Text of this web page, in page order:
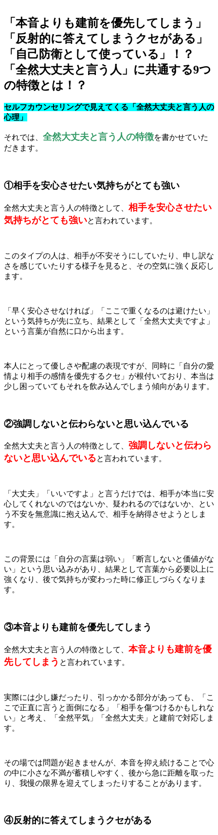
「本音よりも建前を優先してしまう」
「反射的に答えてしまうクセがある」
「自己防衛として使っている」！？
「全然大丈夫と言う人」に共通する9つ
の特徴とは！？
セルフカウンセリングで見えてくる「全然大丈夫と言う人の
心理」
それでは、 全然大丈夫と言う人の特徴を書かせていた
だきます。
①相手を安心させたい気持ちがとても強い
全然大丈夫と言う人の特徴として、 相手を安心させたい
気持ちがとても強いと言われています。
このタイプの人は、相手が不安そうにしていたり、申し訳な
さを感じていたりする様子を見ると、その空気に強く反応し
ます。
「早く安心させなければ」「ここで重くなるのは避けたい」
という気持ちが先に立ち、結果として「全然大丈夫ですよ」
という言葉が自然に口から出ます。
本人にとって優しさや配慮の表現ですが、同時に「自分の愛
情より相手の感情を優先するクセ」が根付いており、本当は
少し困っていてもそれを飲み込んでしまう傾向があります。
②強調しないと伝わらないと思い込んでいる
全然大丈夫と言う人の特徴として、 強調しないと伝わら
ないと思い込んでいると言われています。
「大丈夫」「いいですよ」と言うだけでは、相手が本当に安
心してくれないのではないか、疑われるのではないか、とい
う不安を無意識に抱え込んで、相手を納得させようとしま
す。
この背景には「自分の言葉は弱い」「断言しないと価値がな
い」という思い込みがあり、結果として言葉から必要以上に
強くなり、後で気持ちが変わった時に修正しづらくなりま
す。
③本音よりも建前を優先してしまう
全然大丈夫と言う人の特徴として、 本音よりも建前を優
先してしまう と言われています。
実際には少し嫌だったり、引っかかる部分があっても、「こ
こで正直に言うと面倒になる」「相手を傷つけるかもしれな
い」と考え、「全然平気」「全然大丈夫」と建前で対応しま
す。
その場では問題が起きませんが、本音を抑え続けることで心
の中に小さな不満が蓄積しやすく、後から急に距離を取った
り、我慢の限界を迎えてしまったりすることがあります。
④反射的に答えてしまうクセがある